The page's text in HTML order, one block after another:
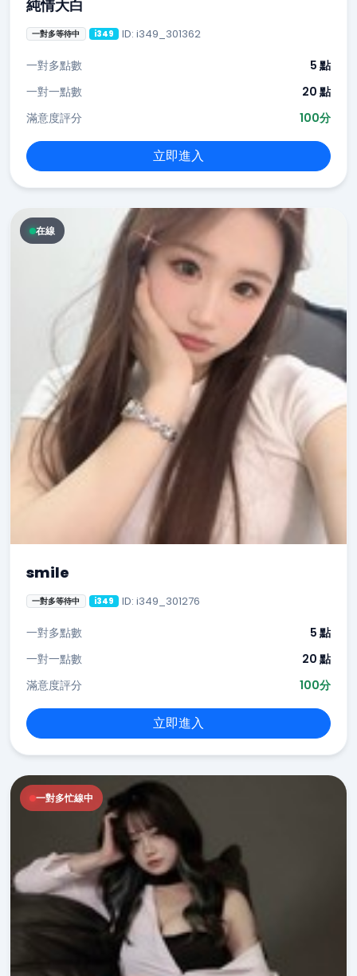
純情大白
一對多等待中 i349 ID: i349_301362
一對多點數
5 點
一對一點數
20 點
滿意度評分
100分
立即進入
在線
smile
一對多等待中 i349 ID: i349_301276
一對多點數
5 點
一對一點數
20 點
滿意度評分
100分
立即進入
一對多忙線中